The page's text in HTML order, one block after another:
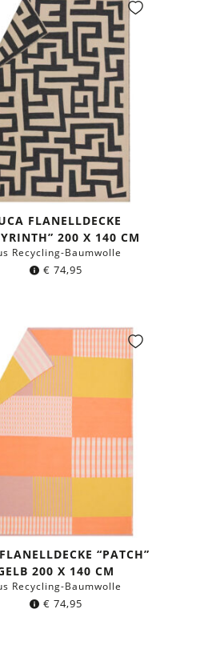
FLANELLDECKE
200 X 140 CM
Recycling-Baumwolle
€ 74,95
“PATCH”
200 X 140 CM
Recycling-Baumwolle
€ 74,95